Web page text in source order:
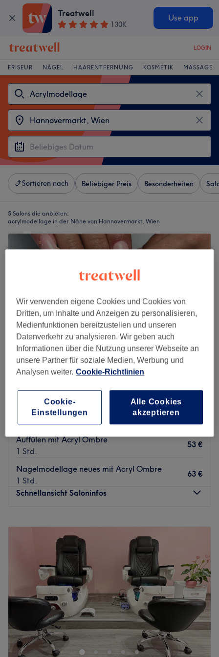
Treatwell
130K
Use app
LOGIN
FRISEUR NÄGEL HAARENTFERNUNG KOSMETIK MASSAGE
Sortieren nach Beliebiger Preis Besonderheiten
5 Salons die anbieten:
acrylmodellage in der Nähe von Hannovermarkt, Wien
J'adore Nails Salon
8. Bezirk, Wien
Auf Karte anzeigen
Auffüllen mit Acryl natur
1 Std.
Auffülen mit Acryl Ombre
1 Std.
53 €
Nagelmodellage neues mit Acryl Ombre
1 Std.
63 €
Schnellansicht Saloninfos
09:00
Donnerstag
09:00
Freitag
09:00–19:30
Samstag
09:00–18:00
Sonntag
Geschlossen
Ein makelloser Auftritt verlangt sagenhafte Nägel und
die gibt es bei J’adore Nails in Wien, 8. Bezirk. Egal ob
ausgefallene Nageldesigns, erfrischende Maniküren oder
pflegende Pediküren - mit ihrer Leidenschaft und ihrem
Wir verwenden eigene Cookies und Cookies von
Dritten, um Inhalte und Anzeigen zu personalisieren,
Medienfunktionen bereitzustellen und unseren
Datenverkehr zu analysieren. Wir geben auch
Informationen über die Nutzung unserer Webseite an
unsere Partner für soziale Medien, Werbung und
Analysen weiter. Cookie-Richtlinien
Alle Cookies
akzeptieren
Cookie-
Einstellungen